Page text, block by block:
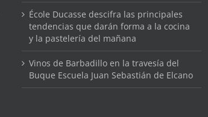
École Ducasse descifra las principales
tendencias que darán forma a la cocina
y la pastelería del mañana
Vinos de Barbadillo en la travesía del
Buque Escuela Juan Sebastián de Elcano